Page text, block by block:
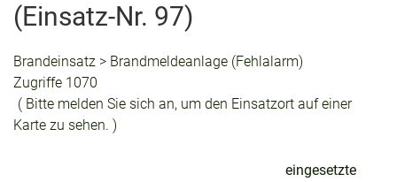
(Einsatz-Nr. 97)
Brandeinsatz > Brandmeldeanlage (Fehlalarm)
Zugriffe 1070
( Bitte melden Sie sich an, um den Einsatzort auf einer
Karte zu sehen. )
eingesetzte